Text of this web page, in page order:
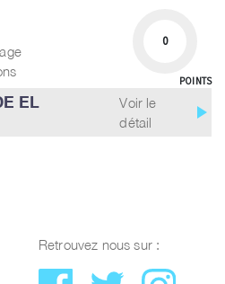
0
POINTS
EL
Voir le
détail
play_arrow
Retrouvez nous sur :